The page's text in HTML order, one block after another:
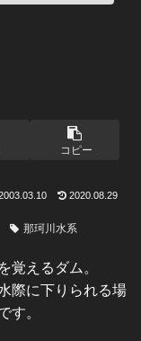
コピー
2020.08.29
那珂川水系
覚えるダム。
際に下りられる場
す。